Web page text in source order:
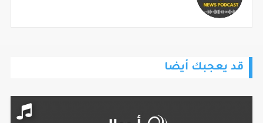
قد يعجبك أيضا